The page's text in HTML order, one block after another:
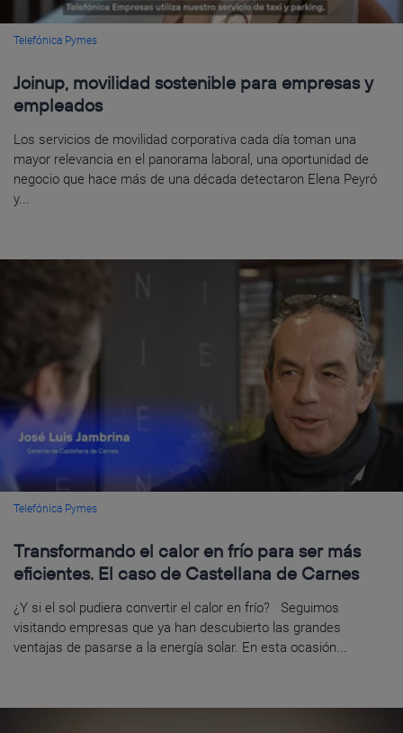
Telefónica Pymes
Joinup, movilidad sostenible para empresas y
empleados
Los servicios de movilidad corporativa cada día toman una
mayor relevancia en el panorama laboral, una oportunidad de
negocio que hace más de una década detectaron Elena Peyró
y...
Telefónica Pymes
Transformando el calor en frío para ser más
eficientes. El caso de Castellana de Carnes
¿Y si el sol pudiera convertir el calor en frío? Seguimos
visitando empresas que ya han descubierto las grandes
ventajas de pasarse a la energía solar. En esta ocasión...